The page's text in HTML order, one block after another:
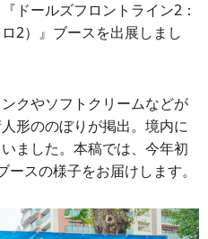
ドールズフロントライン2：
2）』ブースを出展しまし
クやソフトクリームなどが
形ののぼりが掲出。境内に
ました。本稿では、今年初
スの様子をお届けします。